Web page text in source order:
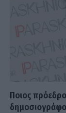
Ποιος